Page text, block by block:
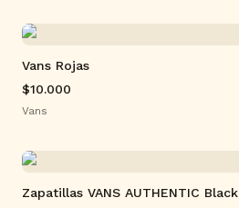
Vans Rojas
$10.000
Vans
Zapatillas VANS AUTHENTIC Black